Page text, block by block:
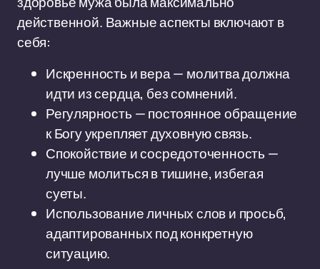
действенной. Важные аспекты включают в
себя:
Искренность и вера — молитва должна
идти из сердца, без сомнений.
Регулярность — постоянное обращение
к Богу укрепляет духовную связь.
Спокойствие и сосредоточенность —
лучше молиться в тишине, избегая
суеты.
Использование личных слов и просьб,
адаптированных под конкретную
ситуацию.